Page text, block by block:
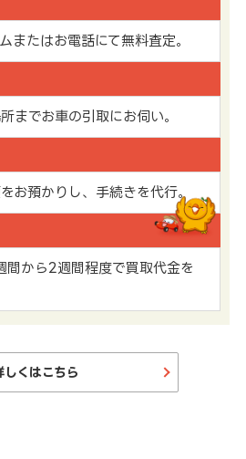
またはお電話にて無料査定。
までお車の引取にお伺い。
お預かりし、手続きを代行。
間から2週間程度で買取代金を
しくはこちら